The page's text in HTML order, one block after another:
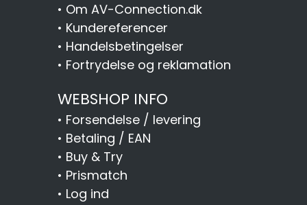
• Om AV-Connection.dk
• Kundereferencer
• Handelsbetingelser
• Fortrydelse og reklamation
WEBSHOP INFO
• Forsendelse / levering
• Betaling / EAN
• Buy & Try
• Prismatch
• Log ind